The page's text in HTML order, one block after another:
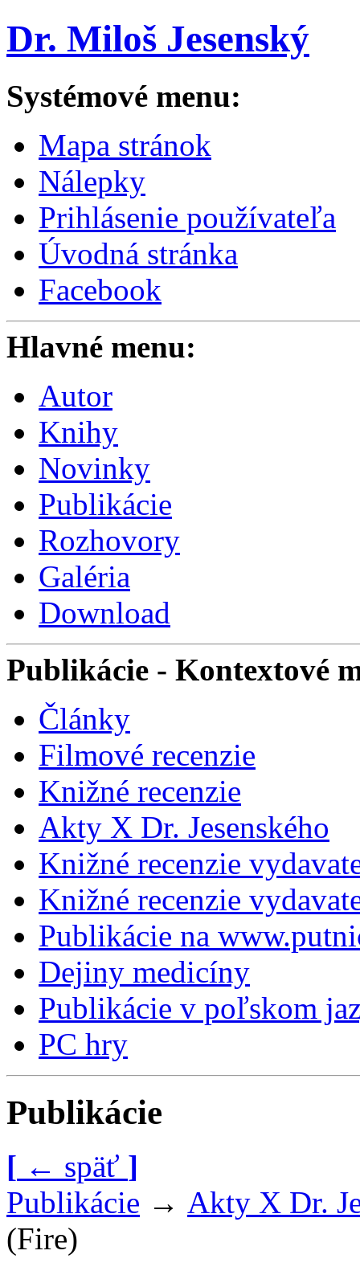
Dr. Miloš Jesenský
Systémové menu:
Mapa stránok
Nálepky
Prihlásenie používateľa
Úvodná stránka
Facebook
Hlavné menu:
Autor
Knihy
Novinky
Publikácie
Rozhovory
Galéria
Download
Publikácie - Kontextové
Články
Filmové recenzie
Knižné recenzie
Akty X Dr. Jesenského
Knižné recenzie
Knižné recenzie
Publikácie na
Dejiny medicíny
Publikácie v poľskom
PC hry
Publikácie
[ ← späť ]
Publikácie → Akty X Dr.
(Fire)